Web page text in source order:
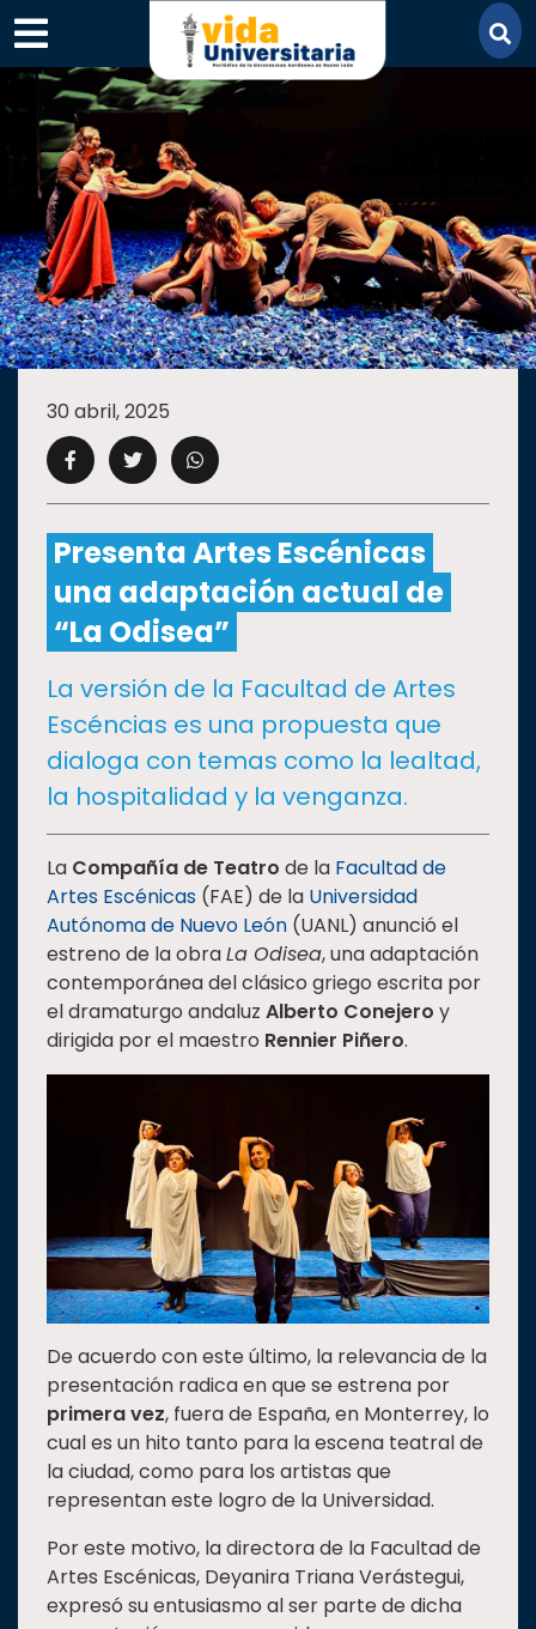
×
SECCIONES
ACADEMIA
CAMPUS UANL
CULTURA
DEPORTES
I+D+IEXPERTOS
SALUD
SUSTENTABILIDAD
TEMAS
Oferta
Investigación
Internacionalización
Responsabilidad
social
Universiada
Nacional
30 abril, 2025
Presenta Artes Escénicas
una adaptación actual de
“La Odisea”
La versión de la Facultad de Artes
Escéncias es una propuesta que
dialoga con temas como la lealtad,
la hospitalidad y la venganza.
La Compañía de Teatro de la Facultad de
Artes Escénicas (FAE) de la Universidad
Autónoma de Nuevo León (UANL) anunció el
estreno de la obraLa Odisea, una adaptación
contemporánea del clásico griego escrita por
el dramaturgo andaluz Alberto Conejero y
dirigida por el maestro Rennier Piñero.
De acuerdo con este último, la relevancia de la
presentación radica en que se estrena por
primera vez, fuera de España, en Monterrey, lo
cual es un hito tanto para la escena teatral de
la ciudad, como para los artistas que
representan este logro de la Universidad.
Por este motivo, la directora de la Facultad de
Artes Escénicas, Deyanira Triana Verástegui,
expresó su entusiasmo al ser parte de dicha